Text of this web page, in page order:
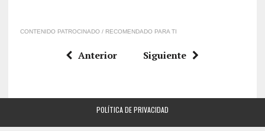
CONTENIDO PATROCINADO / RECOMENDADO PARA TI
Anterior Siguiente
POLÍTICA DE PRIVACIDAD